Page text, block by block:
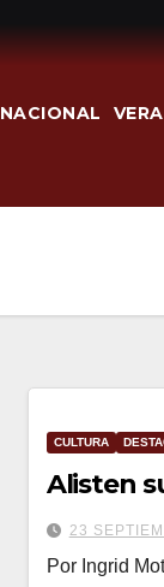
NACIONAL
CULTURA
Alisten
23
Por Ingrid